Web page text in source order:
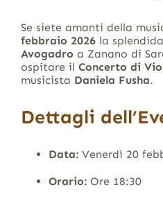
Se siete amanti della
febbraio 2026 la
Avogadro a Zanano di
ospitare il Concerto di
musicista Daniela Fusha.
Dettagli
Data:Venerdì 20
Orario:Ore 18:30